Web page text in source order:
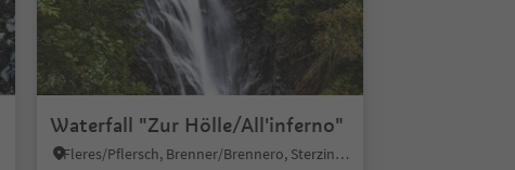
Waterfall "Zur Hölle/All'inferno"
Fleres/Pflersch, Brenner/Brennero, Sterzing/Vipiteno and environs